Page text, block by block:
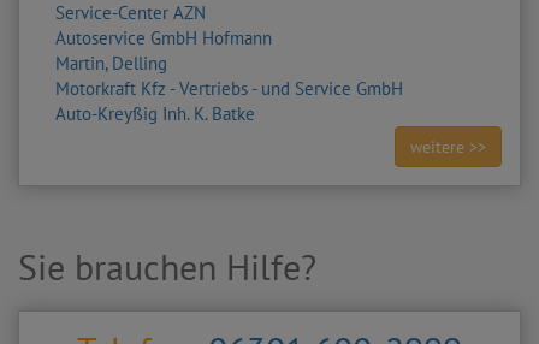
Service-Center AZN
Autoservice GmbH Hofmann
Martin, Delling
Motorkraft Kfz - Vertriebs - und Service GmbH
Auto-Kreyßig Inh. K. Batke
weitere >>
Sie brauchen Hilfe?